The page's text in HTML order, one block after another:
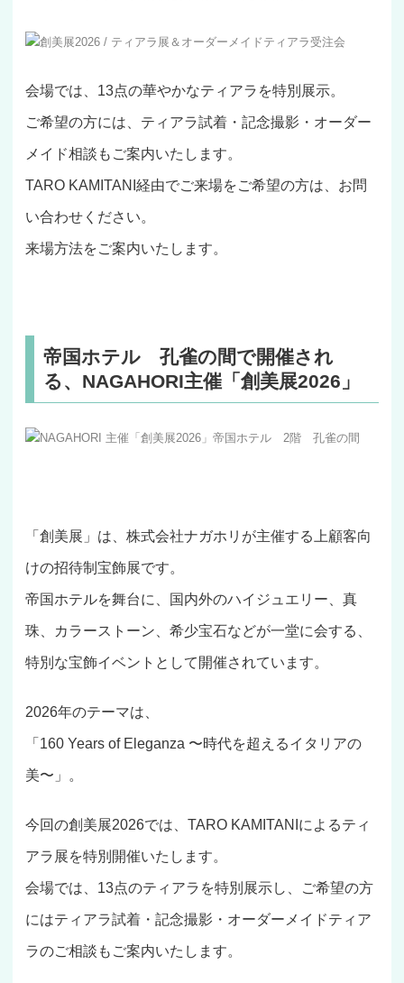
創美展2026 / ティアラ展＆オーダーメイドティアラ受注会
会場では、13点の華やかなティアラを特別展示。
ご希望の方には、ティアラ試着・記念撮影・オーダー
メイド相談もご案内いたします。
TARO KAMITANI経由でご来場をご希望の方は、お問
い合わせください。
来場方法をご案内いたします。
帝国ホテル 孔雀の間で開催され
る、NAGAHORI主催「創美展2026」
NAGAHORI 主催「創美展2026」帝国ホテル 2階 孔雀の間
「創美展」は、株式会社ナガホリが主催する上顧客向
けの招待制宝飾展です。
帝国ホテルを舞台に、国内外のハイジュエリー、真
珠、カラーストーン、希少宝石などが一堂に会する、
特別な宝飾イベントとして開催されています。
2026年のテーマは、
「160 Years of Eleganza 〜時代を超えるイタリアの
美〜」。
今回の創美展2026では、TARO KAMITANIによるティ
アラ展を特別開催いたします。
会場では、13点のティアラを特別展示し、ご希望の方
にはティアラ試着・記念撮影・オーダーメイドティア
ラのご相談もご案内いたします。